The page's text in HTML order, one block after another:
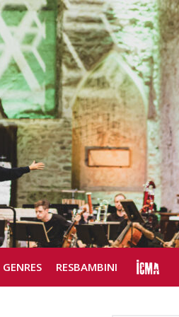
GENRES RESBAMBINI